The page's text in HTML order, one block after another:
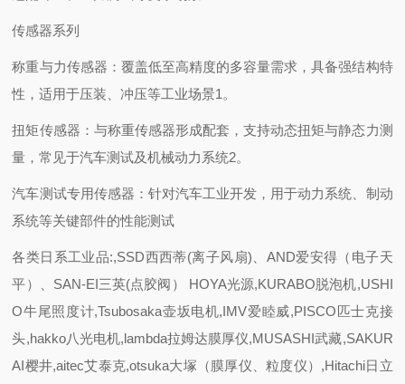
传感器系列
称重与力传感器：覆盖低至高精度的多容量需求，具备强结构特
性，适用于压装、冲压等工业场景1。
扭矩传感器：与称重传感器形成配套，支持动态扭矩与静态力测
量，常见于汽车测试及机械动力系统2。
汽车测试专用传感器：针对汽车工业开发，用于动力系统、制动
系统等关键部件的性能测试
各类日系工业品:,SSD西西蒂(离子风扇)、AND爱安得（电子天
平）、SAN-EI三英(点胶阀） HOYA光源,KURABO脱泡机,USHI
O牛尾照度计,Tsubosaka壶坂电机,IMV爱睦威,PISCO匹士克接
头,hakko八光电机,lambda拉姆达膜厚仪,MUSASHI武藏,SAKUR
AI樱井,aitec艾泰克,otsuka大塚（膜厚仪、粒度仪）,Hitachi日立